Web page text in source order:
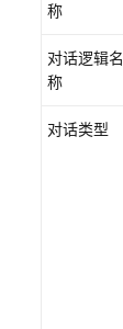
担
云
服
等
称
对话逻辑名
称
对话类型